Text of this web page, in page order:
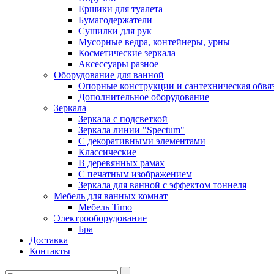
Ершики для туалета
Бумагодержатели
Сушилки для рук
Мусорные ведра, контейнеры, урны
Косметические зеркала
Аксессуары разное
Оборудование для ванной
Опорные конструкции и сантехническая
Дополнительное оборудование
Зеркала
Зеркала с подсветкой
Зеркала линии "Spectum"
С декоративными элементами
Классические
В деревянных рамах
С печатным изображением
Зеркала для ванной с эффектом тоннеля
Мебель для ванных комнат
Мебель Timo
Электрооборудование
Бра
Доставка
Контакты